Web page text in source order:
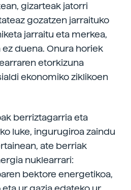
gizarteak jatorri
gozatzen jarraituko
jarraitu eta merkea,
duena. Onura horiek
etorkizuna
ekonomiko ziklikoen
berriztagarria eta
luke, ingurugiroa zaindu
ate berriak
nuklearrari:
bektore energetikoa,